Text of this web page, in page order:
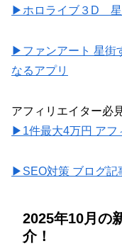
▶ホロライブ３D 星
▶ファンアート 星街
なるアプリ
アフィリエイター必
▶1件最大4万円 アフ
▶SEO対策 ブログ記
2025年10月の
介！